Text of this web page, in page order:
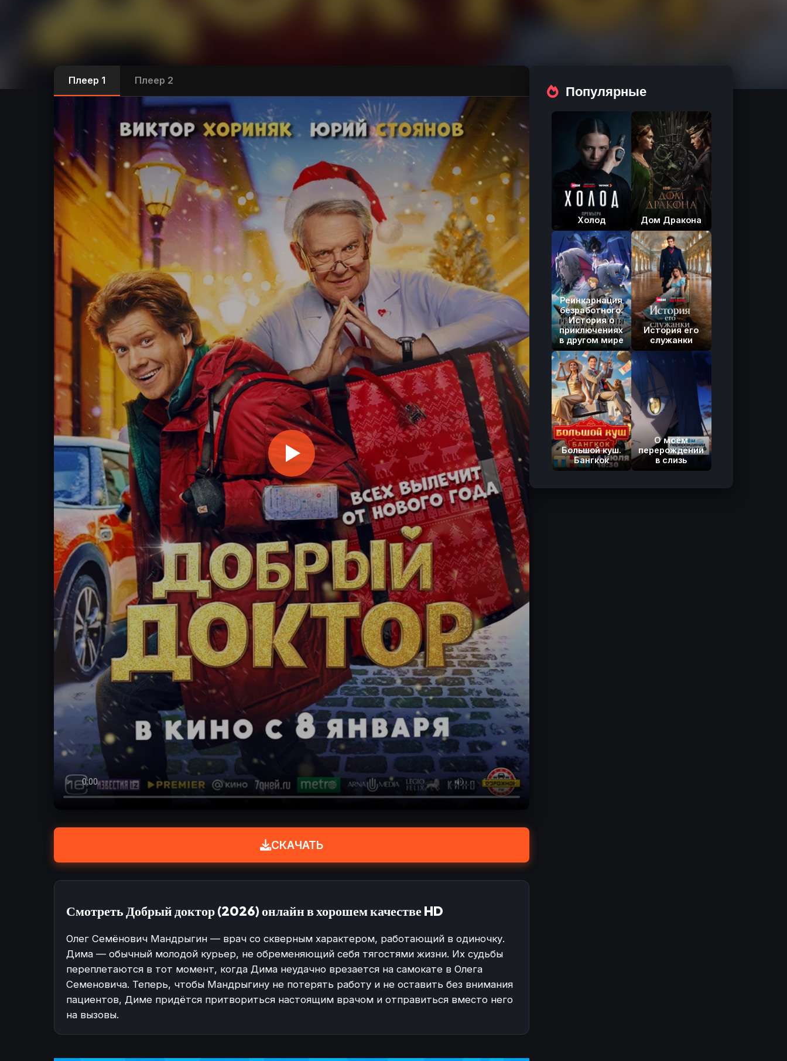
Плеер 1 Плеер 2
СКАЧАТЬ
Смотреть Добрый доктор (2026) онлайн в хорошем качестве HD
Олег Семёнович Мандрыгин — врач со скверным характером, работающий в одиночку.
Дима — обычный молодой курьер, не обременяющий себя тягостями жизни. Их судьбы
переплетаются в тот момент, когда Дима неудачно врезается на самокате в Олега
Семеновича. Теперь, чтобы Мандрыгину не потерять работу и не оставить без внимания
пациентов, Диме придётся притвориться настоящим врачом и отправиться вместо него
на вызовы.
Популярные
Холод Дом Дракона
Реинкарнация
безработного:
История о
приключениях
в другом мире
История его
служанки
Большой куш.
Бангкок
О моём
перерождении
в слизь